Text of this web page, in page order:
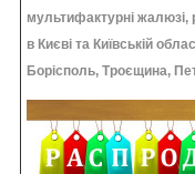
мультифактурні жалюзі,
в Києві та Київській
Борісполь, Троєщина,